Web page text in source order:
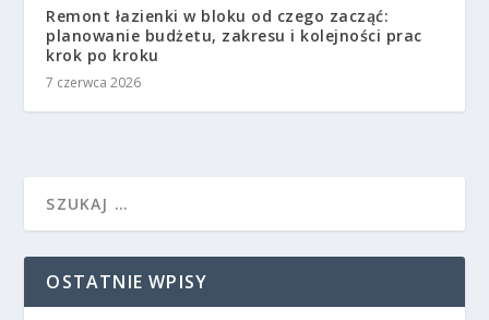
Remont łazienki w bloku od czego zacząć:
planowanie budżetu, zakresu i kolejności prac
krok po kroku
7 czerwca 2026
OSTATNIE WPISY